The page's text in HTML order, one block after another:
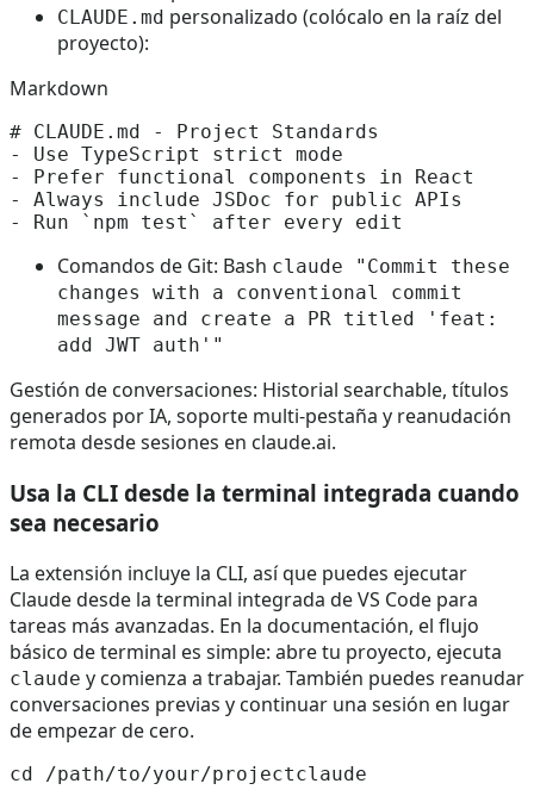
CLAUDE.md personalizado (colócalo en la raíz del
proyecto):
Markdown
# CLAUDE.md - Project Standards
- Use TypeScript strict mode
- Prefer functional components in React
- Always include JSDoc for public APIs
Comandos de Git: Bash claude "Commit these
changes with a conventional commit
message and create a PR titled 'feat:
add JWT auth'"
Gestión de conversaciones: Historial searchable, títulos
generados por IA, soporte multi‑pestaña y reanudación
remota desde sesiones en claude.ai.
Usa la CLI desde la terminal integrada cuando
sea necesario
La extensión incluye la CLI, así que puedes ejecutar
Claude desde la terminal integrada de VS Code para
tareas más avanzadas. En la documentación, el flujo
básico de terminal es simple: abre tu proyecto, ejecuta
claude y comienza a trabajar. También puedes reanudar
conversaciones previas y continuar una sesión en lugar
de empezar de cero.